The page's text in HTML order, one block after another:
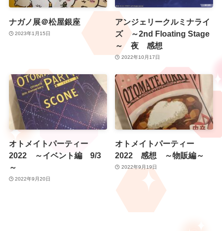
ナガノ展＠松屋銀座
2023年1月15日
アンジェリークルミナライ
ズ ～2nd Floating Stage
～ 夜 感想
2022年10月17日
オトメイトパーティー
2022 ～イベント編 9/3
～
2022年9月20日
オトメイトパーティー
2022 感想 ～物販編～
2022年9月19日